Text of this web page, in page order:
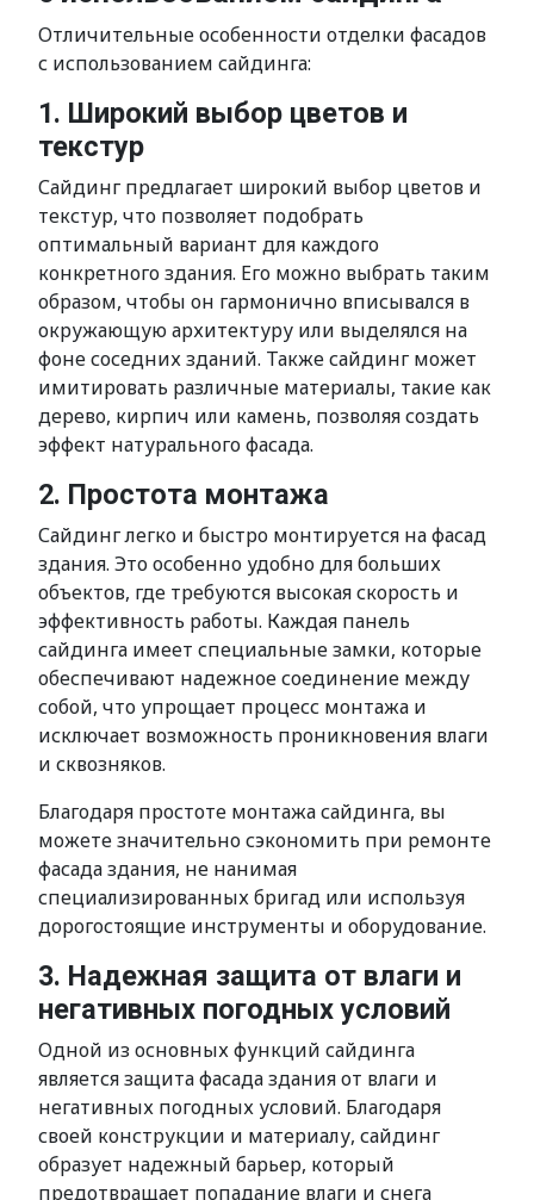
Отличительные особенности отделки фасадов
с использованием сайдинга:
1. Широкий выбор цветов и
текстур
Сайдинг предлагает широкий выбор цветов и
текстур, что позволяет подобрать
оптимальный вариант для каждого
конкретного здания. Его можно выбрать таким
образом, чтобы он гармонично вписывался в
окружающую архитектуру или выделялся на
фоне соседних зданий. Также сайдинг может
имитировать различные материалы, такие как
дерево, кирпич или камень, позволяя создать
эффект натурального фасада.
2. Простота монтажа
Сайдинг легко и быстро монтируется на фасад
здания. Это особенно удобно для больших
объектов, где требуются высокая скорость и
эффективность работы. Каждая панель
сайдинга имеет специальные замки, которые
обеспечивают надежное соединение между
собой, что упрощает процесс монтажа и
исключает возможность проникновения влаги
и сквозняков.
Благодаря простоте монтажа сайдинга, вы
можете значительно сэкономить при ремонте
фасада здания, не нанимая
специализированных бригад или используя
дорогостоящие инструменты и оборудование.
3. Надежная защита от влаги и
негативных погодных условий
Одной из основных функций сайдинга
является защита фасада здания от влаги и
негативных погодных условий. Благодаря
своей конструкции и материалу, сайдинг
образует надежный барьер, который
предотвращает попадание влаги и снега